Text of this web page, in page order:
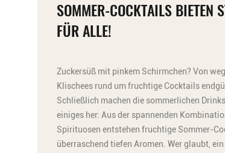
SOMMER-COCKTAILS BIETEN
FÜR ALLE!
Zuckersüß mit pinkem Schirmchen? Von
Klischees rund um fruchtige Cocktails
Schließlich machen die sommerlichen
einiges her: Aus der spannenden
Spirituosen entstehen fruchtige Sommer-
überraschend tiefen Aromen. Wer glaubt,